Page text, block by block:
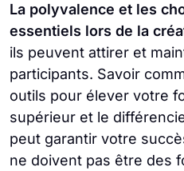
La polyvalence et les
essentiels lors de la
ils peuvent attirer et
participants. Savoir
outils pour élever votre
supérieur et le
peut garantir votre
ne doivent pas être des